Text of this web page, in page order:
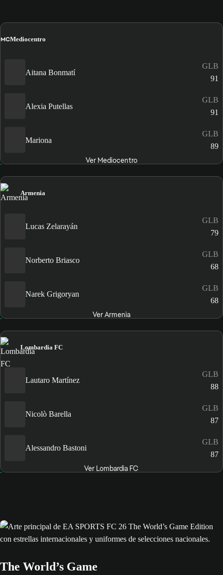
MCMediocentro
Aitana Bonmatí
GLB
91
Alexia Putellas
GLB
91
Mariona
GLB
89
Ver Mediocentro
Armenia
Lucas Zelarayán
GLB
79
Norberto Briasco
GLB
68
Narek Grigoryan
GLB
68
Ver Armenia
Lombardia FC
Lautaro Martínez
GLB
88
Nicolò Barella
GLB
87
Alessandro Bastoni
GLB
87
Ver Lombardia FC
The World’s Game